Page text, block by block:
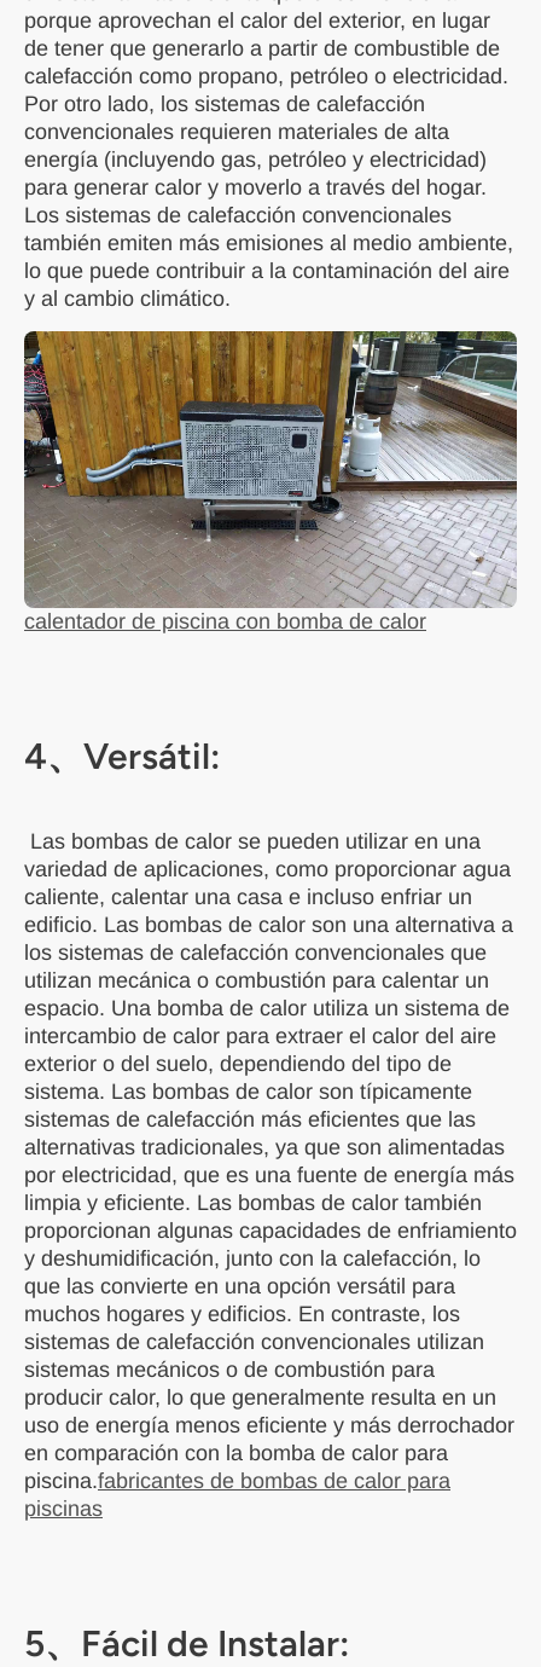
porque aprovechan el calor del exterior, en lugar
de tener que generarlo a partir de combustible de
calefacción como propano, petróleo o electricidad.
Por otro lado, los sistemas de calefacción
convencionales requieren materiales de alta
energía (incluyendo gas, petróleo y electricidad)
para generar calor y moverlo a través del hogar.
Los sistemas de calefacción convencionales
también emiten más emisiones al medio ambiente,
lo que puede contribuir a la contaminación del aire
y al cambio climático.
calentador de piscina con bomba de calor
4、Versátil:
Las bombas de calor se pueden utilizar en una
variedad de aplicaciones, como proporcionar agua
caliente, calentar una casa e incluso enfriar un
edificio. Las bombas de calor son una alternativa a
los sistemas de calefacción convencionales que
utilizan mecánica o combustión para calentar un
espacio. Una bomba de calor utiliza un sistema de
intercambio de calor para extraer el calor del aire
exterior o del suelo, dependiendo del tipo de
sistema. Las bombas de calor son típicamente
sistemas de calefacción más eficientes que las
alternativas tradicionales, ya que son alimentadas
por electricidad, que es una fuente de energía más
limpia y eficiente. Las bombas de calor también
proporcionan algunas capacidades de enfriamiento
y deshumidificación, junto con la calefacción, lo
que las convierte en una opción versátil para
muchos hogares y edificios. En contraste, los
sistemas de calefacción convencionales utilizan
sistemas mecánicos o de combustión para
producir calor, lo que generalmente resulta en un
uso de energía menos eficiente y más derrochador
en comparación con la bomba de calor para
piscina.fabricantes de bombas de calor para
piscinas
5、Fácil de Instalar: